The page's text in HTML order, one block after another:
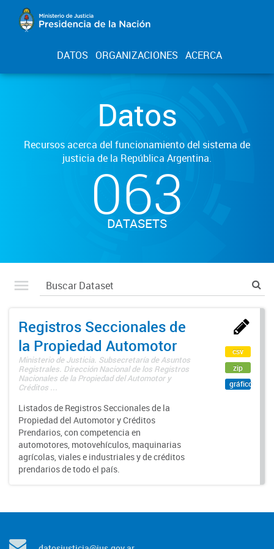
DATOS ORGANIZACIONES ACERCA
Datos
Recursos acerca del funcionamiento del sistema de
justicia de la República Argentina.
063
DATASETS
Registros Seccionales de
la Propiedad Automotor
Ministerio de Justicia. Subsecretaría de Asuntos
Registrales. Dirección Nacional de los Registros
Nacionales de la Propiedad del Automotor y
Créditos ...
Listados de Registros Seccionales de la
Propiedad del Automotor y Créditos
Prendarios, con competencia en
automotores, motovehículos, maquinarias
agrícolas, viales e industriales y de créditos
prendarios de todo el país.
csv
zip
gráfico